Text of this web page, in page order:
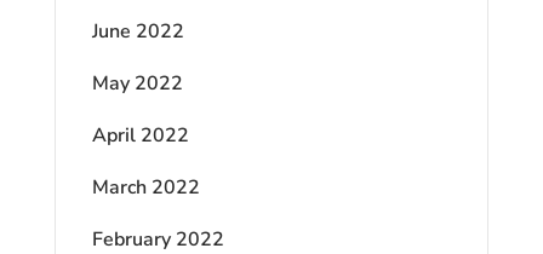
June 2022
May 2022
April 2022
March 2022
February 2022